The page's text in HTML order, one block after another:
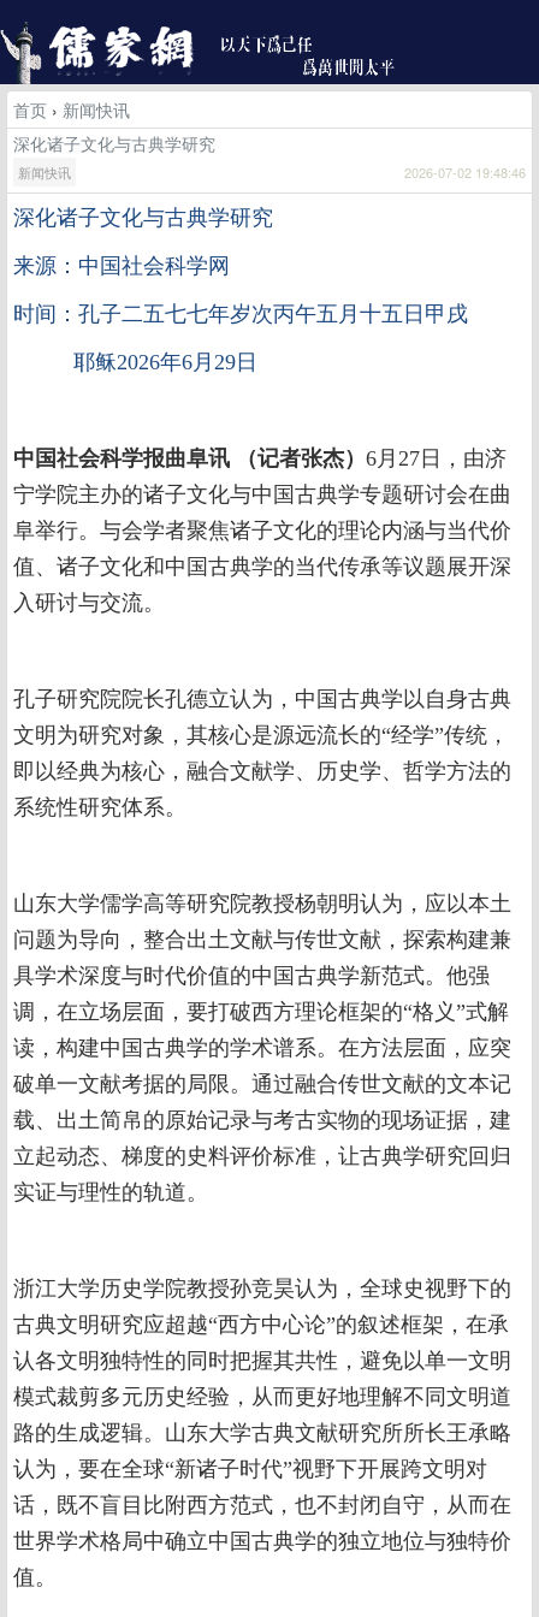
首页 › 新闻快讯
深化诸子文化与古典学研究
新闻快讯 2026-07-02 19:48:46
深化诸子文化与古典学研究
来源：中国社会科学网
时间：孔子二五七七年岁次丙午五月十五日甲戌
耶稣2026年6月29日
中国社会科学报曲阜讯 （记者张杰） 6月27日，由济
宁学院主办的诸子文化与中国古典学专题研讨会在曲
阜举行。与会学者聚焦诸子文化的理论内涵与当代价
值、诸子文化和中国古典学的当代传承等议题展开深
入研讨与交流。
孔子研究院院长孔德立认为，中国古典学以自身古典
文明为研究对象，其核心是源远流长的“经学”传统，
即以经典为核心，融合文献学、历史学、哲学方法的
系统性研究体系。
山东大学儒学高等研究院教授杨朝明认为，应以本土
问题为导向，整合出土文献与传世文献，探索构建兼
具学术深度与时代价值的中国古典学新范式。他强
调，在立场层面，要打破西方理论框架的“格义”式解
读，构建中国古典学的学术谱系。在方法层面，应突
破单一文献考据的局限。通过融合传世文献的文本记
载、出土简帛的原始记录与考古实物的现场证据，建
立起动态、梯度的史料评价标准，让古典学研究回归
实证与理性的轨道。
浙江大学历史学院教授孙竞昊认为，全球史视野下的
古典文明研究应超越“西方中心论”的叙述框架，在承
认各文明独特性的同时把握其共性，避免以单一文明
模式裁剪多元历史经验，从而更好地理解不同文明道
路的生成逻辑。山东大学古典文献研究所所长王承略
认为，要在全球“新诸子时代”视野下开展跨文明对
话，既不盲目比附西方范式，也不封闭自守，从而在
世界学术格局中确立中国古典学的独立地位与独特价
值。